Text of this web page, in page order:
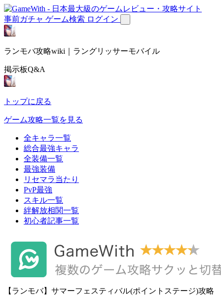
事前ガチャ ゲーム検索 ログイン
ランモバ攻略wiki｜ラングリッサーモバイル
掲示板Q&A
トップに戻る
ゲーム攻略一覧を見る
全キャラ一覧
総合最強キャラ
全装備一覧
最強装備
リセマラ当たり
PvP最強
スキル一覧
絆解放相関一覧
初心者記事一覧
【ランモバ】サマーフェスティバル(ポイントステージ)攻略